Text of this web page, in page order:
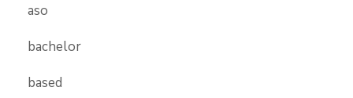
aso
bachelor
based